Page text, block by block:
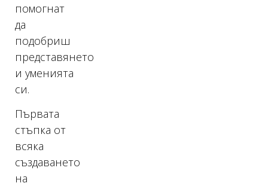
помогнат
да
подобриш
представянето
и уменията
си.
Първата
стъпка от
всяка
създаването
на